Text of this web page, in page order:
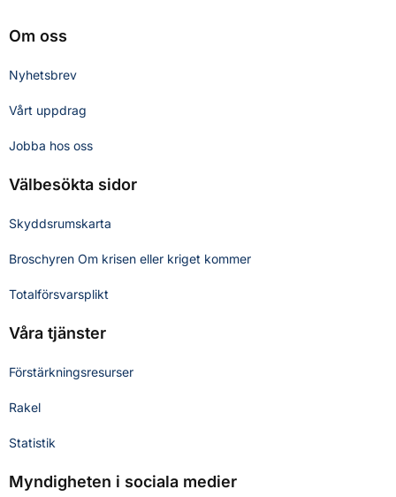
Om oss
Nyhetsbrev
Vårt uppdrag
Jobba hos oss
Välbesökta sidor
Skyddsrumskarta
Broschyren Om krisen eller kriget kommer
Totalförsvarsplikt
Våra tjänster
Förstärkningsresurser
Rakel
Statistik
Myndigheten i sociala medier